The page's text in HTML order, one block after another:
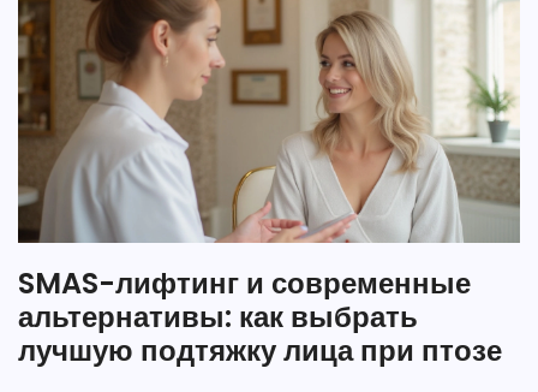
SMAS-лифтинг и современные
альтернативы: как выбрать
лучшую подтяжку лица при птозе